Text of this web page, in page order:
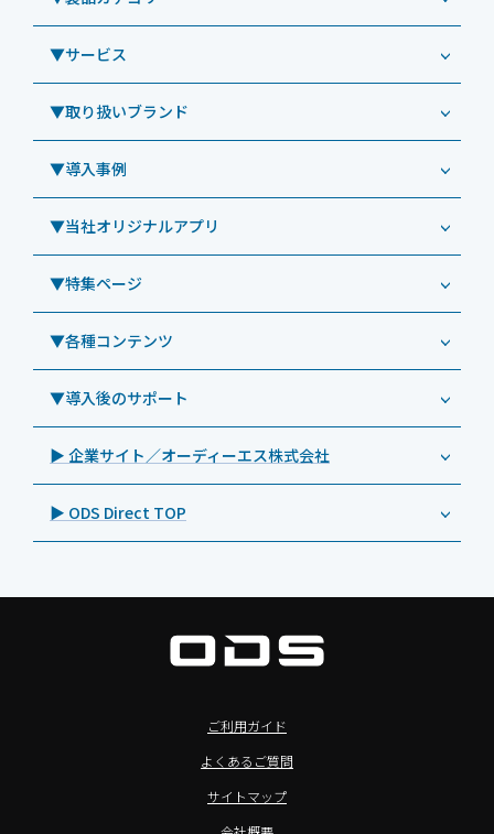
業務用タブレット
Windowsタブレット TW2A-NF9LTA
Windowsタブレット TW2A-N9LTA
Windowsタブレット TW2A-N9LT
Windowsタブレット TW2A-E9LT
Androidタブレット TA2C-NF8
Androidタブレット TA2C-NF8BL
Androidタブレット TA2C-CS8
Androidタブレット TA2C-CS8BL
Androidタブレット TA2C-DR94G
Androidタブレット TA2C-M8AC
Androidタブレット TA2C-M8
デジタルホワイトボード／電子黒板
▼サービス
コールセンター
CRMシステム「カイゼンコール」
リペアサービス
教育機関向けiPad修理パック
社内ヘルプデスク代行サービス
教育機関向けiPad管理運用パック
教育機関向けICT支援ソリューション
教育機関向けネットワーク機器導入保守
キッティング
自治体向けDXソリューションサービス
法人向けiPad修理＆デバイス買取サービス
▼取り扱いブランド
ODS（オーディーエス）
LG（エルジー）
ViewSonic（ビューソニック）
PHILIPS（フィリップス）
DynaScan（ダイナスキャン）
SAMSUNG（サムスン）
Goodview（グッドビュー）
Cloudpoint（クラウドポイント）
BenQ（ベンキュー）
Magconn（マグコン）
BIAMP ／ Apart Audio（バイアンプ）
SpeakerCraft（スピーカークラフト）
▼導入事例
導入事例（業務用タブレット、デジタルサイネージほか）
事例：業務用タブレット端末
事例：業務用サイネージ・プロジェクター
事例：業務用オーディオ・その他AV機器
事例：サービス
▼当社オリジナルアプリ
業務効率化アプリ「NFCオプティマイザー」
サポート支援アプリ「ログ送信アプリ」
MDMアプリ「Tablet Control」
▼特集ページ
業務用タブレット
>特長1：USB Type-Aポート
>特長2：microHDMIポート
>特長3：AC常時給電タイプ
>飲食向けタブレット
>ホテル向けタブレット
>NFCタブレット
>Windowsタブレット
オーディーエスが選ばれる理由
Windows IoT Enterprise LTSC
▼各種コンテンツ
特集記事
製品カタログ
プレスリリース
製品写真
▼導入後のサポート
オーディーエスPCカスタマーセンター
▶ 企業サイト／オーディーエス株式会社
▶ ODS Direct TOP
ご利用ガイド
よくあるご質問
サイトマップ